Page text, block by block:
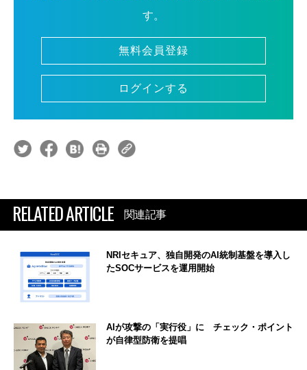
す。
無料会員登録
ログインする
RELATED ARTICLE 関連記事
NRIセキュア、独自開発のAI統制基盤を導入し
たSOCサービスを運用開始
AIが攻撃の「実行役」に チェック・ポイント
が自律型防衛を提唱